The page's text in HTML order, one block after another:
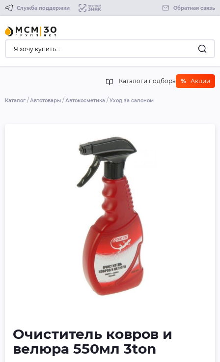
Служба поддержки Обратная связь
Каталоги подбора % Акции
Каталог Автотовары Автокосметика Уход за салоном
Очиститель ковров и
велюра 550мл 3ton